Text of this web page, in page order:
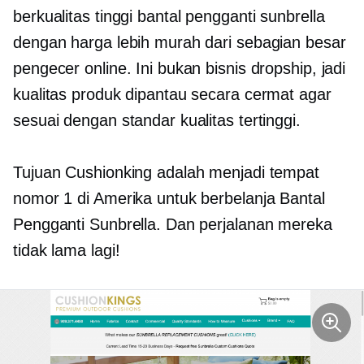
berkualitas tinggi bantal pengganti sunbrella
dengan harga lebih murah dari sebagian besar
pengecer online. Ini bukan bisnis dropship, jadi
kualitas produk dipantau secara cermat agar
sesuai dengan standar kualitas tertinggi.
Tujuan Cushionking adalah menjadi tempat
nomor 1 di Amerika untuk berbelanja Bantal
Pengganti Sunbrella. Dan perjalanan mereka
tidak lama lagi!